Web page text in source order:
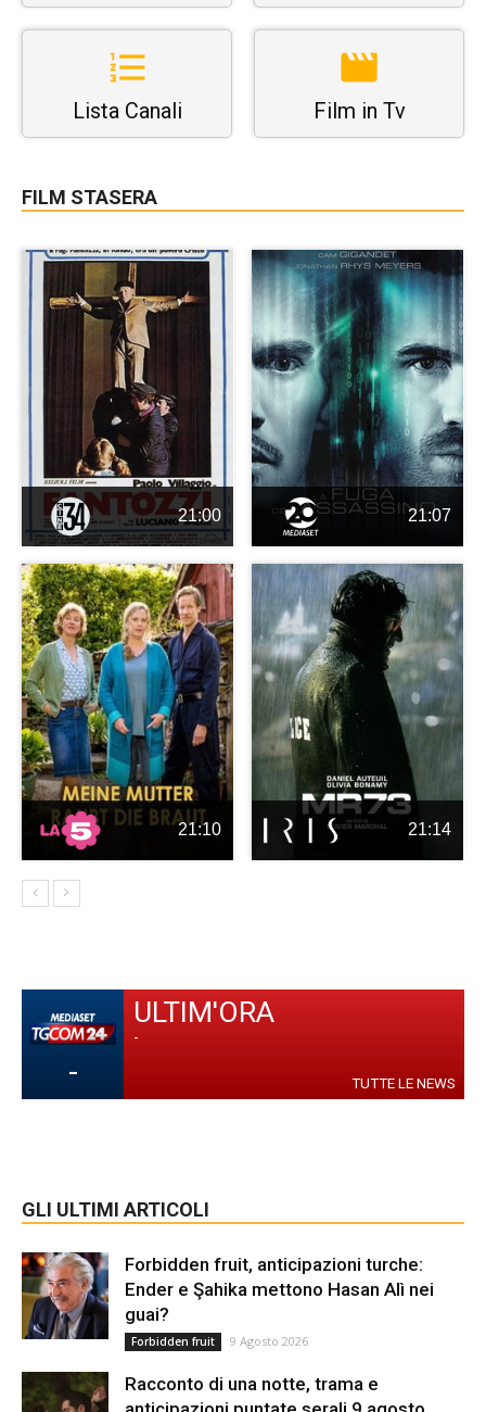
Lista Canali Film in Tv
FILM STASERA
21:00 21:07
21:10 21:14
-
ULTIM'ORA
-
TUTTE LE NEWS
GLI ULTIMI ARTICOLI
Forbidden fruit, anticipazioni turche:
Ender e Şahika mettono Hasan Alì nei
guai?
Forbidden fruit 9 Agosto 2026
Racconto di una notte, trama e